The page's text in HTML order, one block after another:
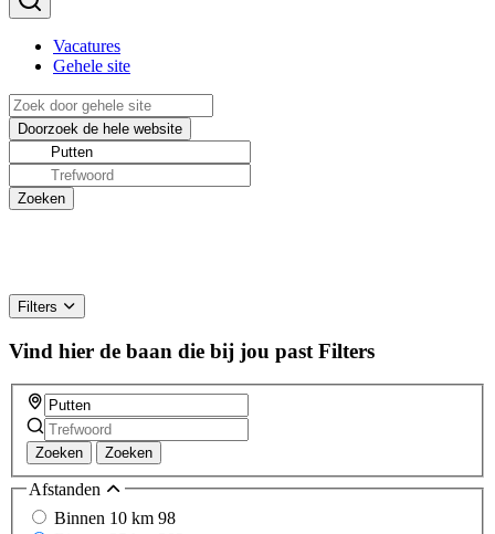
Vacatures
Gehele site
Filters
Vind hier de baan die bij jou past Filters
Zoeken Zoeken
Afstanden
Binnen 10 km 98